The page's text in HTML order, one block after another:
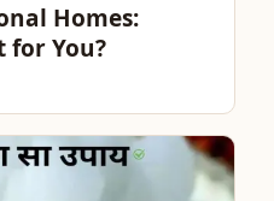
Homes:
for You?